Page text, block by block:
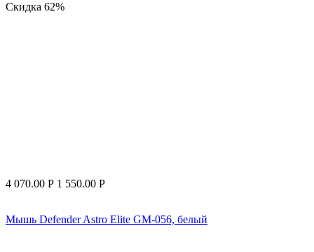
Скидка 62%
4 070.00 Р 1 550.00 Р
Мышь Defender Astro Elite GM-056, белый